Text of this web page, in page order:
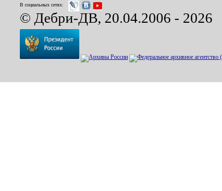
В социальных сетях:
© Дебри-ДВ, 20.04.2006 - 2026